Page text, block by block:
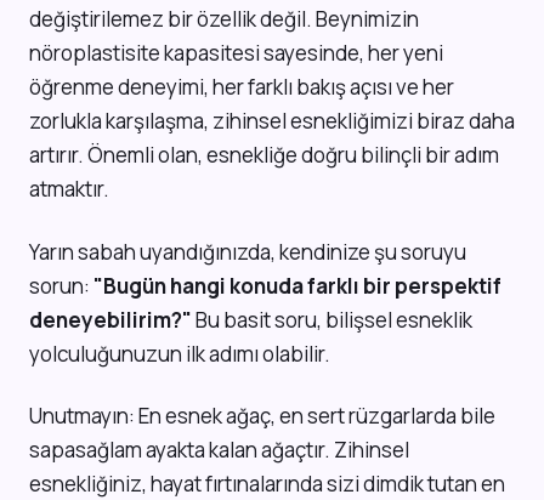
değiştirilemez bir özellik değil. Beynimizin
nöroplastisite kapasitesi sayesinde, her yeni
öğrenme deneyimi, her farklı bakış açısı ve her
zorlukla karşılaşma, zihinsel esnekliğimizi biraz daha
artırır. Önemli olan, esnekliğe doğru bilinçli bir adım
atmaktır.
Yarın sabah uyandığınızda, kendinize şu soruyu
sorun: "Bugün hangi konuda farklı bir perspektif
deneyebilirim?"Bu basit soru, bilişsel esneklik
yolculuğunuzun ilk adımı olabilir.
Unutmayın: En esnek ağaç, en sert rüzgarlarda bile
sapasağlam ayakta kalan ağaçtır. Zihinsel
esnekliğiniz, hayat fırtınalarında sizi dimdik tutan en